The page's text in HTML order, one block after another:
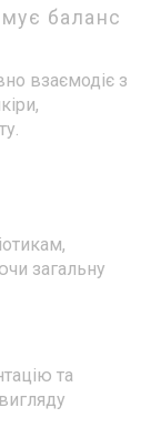
баланс
взаємодіє з
загальну
та